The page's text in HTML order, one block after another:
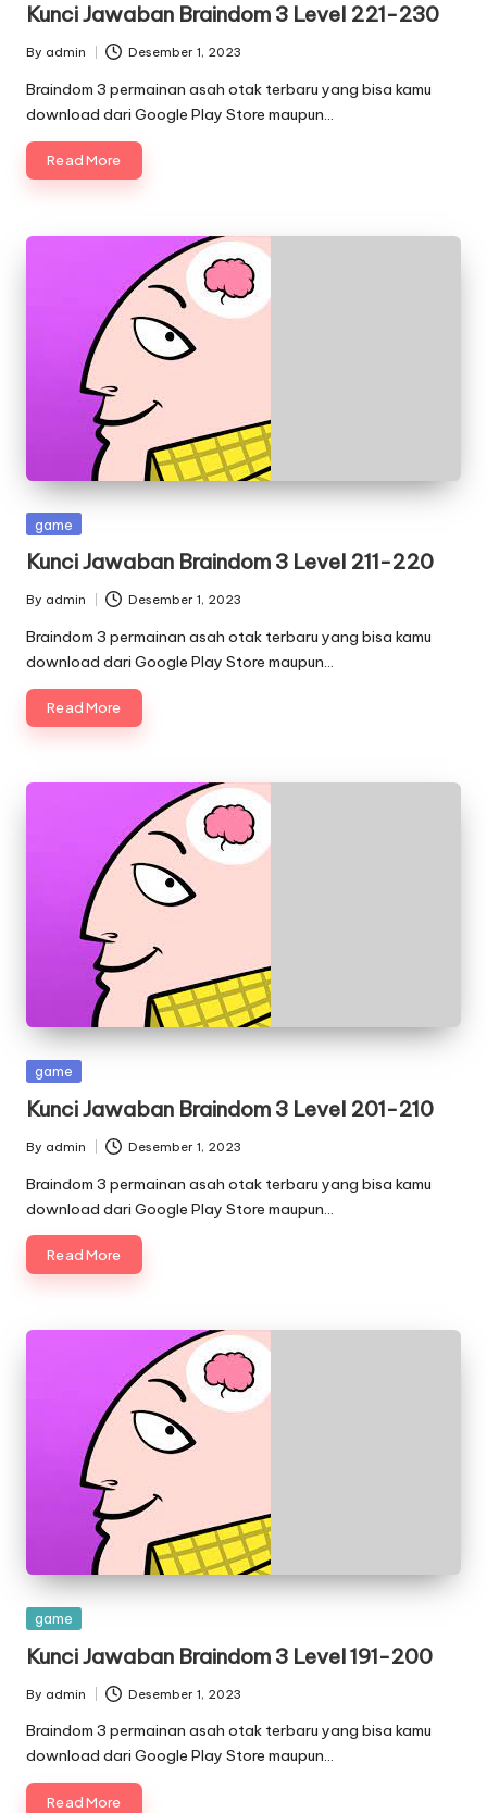
Kunci Jawaban Braindom 3 Level 221-230
Posted
by
By admin Desember 1, 2023
Braindom 3 permainan asah otak terbaru yang bisa kamu
download dari Google Play Store maupun…
Read More
Posted
game
Kunci Jawaban Braindom 3 Level 211-220
Posted
by
By admin Desember 1, 2023
Braindom 3 permainan asah otak terbaru yang bisa kamu
download dari Google Play Store maupun…
Read More
Posted
game
Kunci Jawaban Braindom 3 Level 201-210
Posted
by
By admin Desember 1, 2023
Braindom 3 permainan asah otak terbaru yang bisa kamu
download dari Google Play Store maupun…
Read More
Posted
game
Kunci Jawaban Braindom 3 Level 191-200
Posted
by
By admin Desember 1, 2023
Braindom 3 permainan asah otak terbaru yang bisa kamu
download dari Google Play Store maupun…
Read More